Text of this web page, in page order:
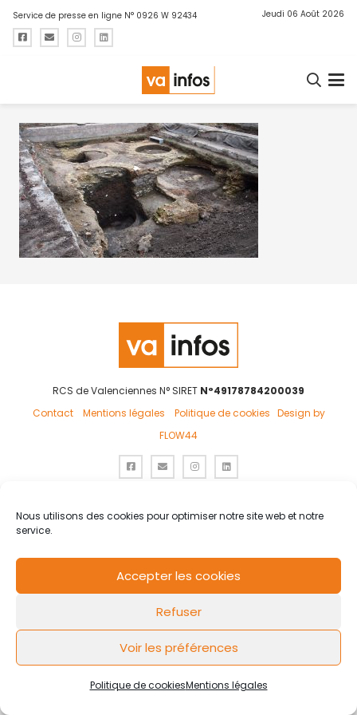
Nous utilisons des cookies pour optimiser notre site web et notre
service.
Accepter les cookies
Refuser
Voir les préférences
Politique de cookiesMentions légales
Service de presse en ligne N° 0926 W 92434 Jeudi 06 Août 2026
RCS de Valenciennes N° SIRET N°49178784200039
Contact
Mentions légales Politique de cookies Design by
FLOW44